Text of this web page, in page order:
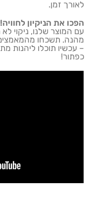
לאורך זמן.
הפכו את הניקיון לחוויה!
עם המוצר שלנו, ניקוי
מהנה. תשכחו מהמאמצים
– עכשיו תוכלו ליהנות
כפתור!